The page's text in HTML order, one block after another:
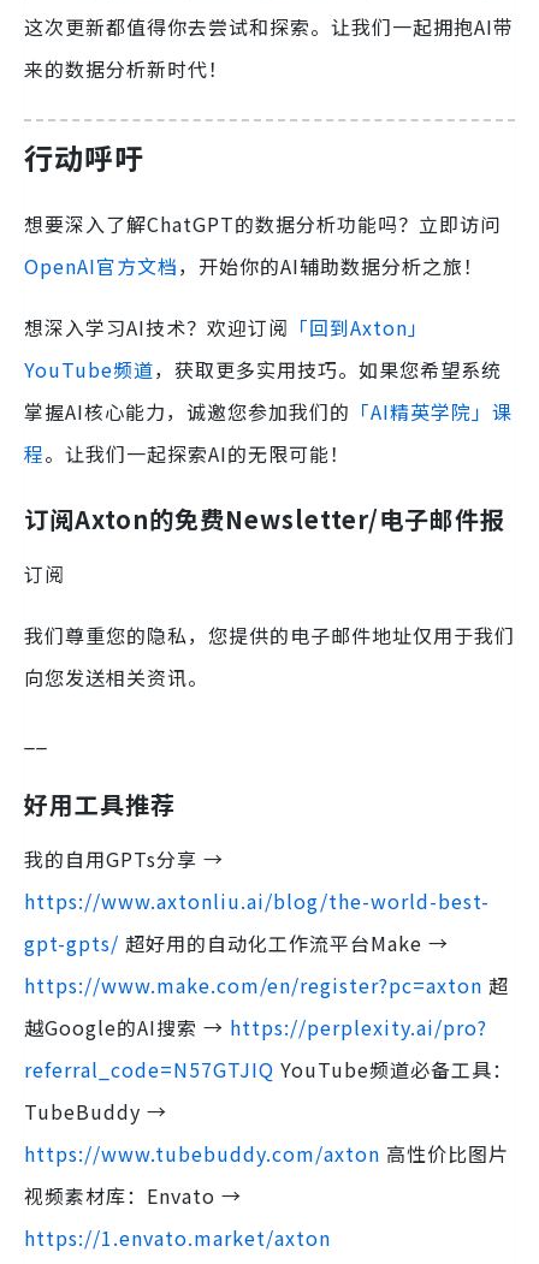
这次更新都值得你去尝试和探索。让我们一起拥抱AI带
来的数据分析新时代！
行动呼吁
想要深入了解ChatGPT的数据分析功能吗？立即访问
OpenAI官方文档，开始你的AI辅助数据分析之旅！
想深入学习AI技术？欢迎订阅 「回到Axton」
YouTube频道，获取更多实用技巧。如果您希望系统
掌握AI核心能力，诚邀您参加我们的 「AI精英学院」课
程。让我们一起探索AI的无限可能！
订阅Axton的免费Newsletter/电子邮件报
订阅
我们尊重您的隐私，您提供的电子邮件地址仅用于我们
向您发送相关资讯。
好用工具推荐
我的自用GPTs分享 →
https://www.axtonliu.ai/blog/the-world-best-
gpt-gpts/ 超好用的自动化工作流平台Make →
https://www.make.com/en/register?pc=axton 超
越Google的AI搜索 → https://perplexity.ai/pro?
referral_code=N57GTJIQ YouTube频道必备工具：
TubeBuddy →
https://www.tubebuddy.com/axton 高性价比图片
视频素材库：Envato →
https://1.envato.market/axton